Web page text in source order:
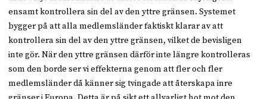
ensamt kontrollera sin del av den yttre gränsen. Systemet
bygger på att alla medlemsländer faktiskt klarar av att
kontrollera sin del av den yttre gränsen, vilket de bevisligen
inte gör. När den yttre gränsen därför inte längre kontrolleras
som den borde ser vi effekterna genom att fler och fler
medlemsländer då känner sig tvingade att återskapa inre